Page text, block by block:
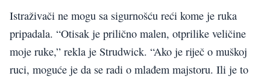
Istraživači ne mogu sa sigurnošću reći kome je ruka
pripadala. “Otisak je prilično malen, otprilike veličine
moje ruke,” rekla je Strudwick. “Ako je riječ o muškoj
ruci, moguće je da se radi o mlađem majstoru. Ili je to